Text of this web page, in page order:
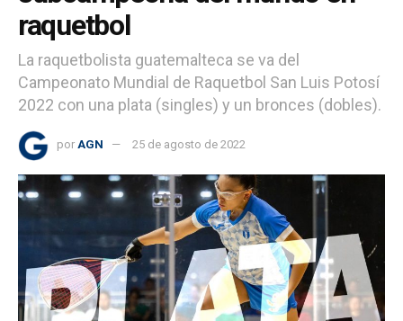
raquetbol
La raquetbolista guatemalteca se va del
Campeonato Mundial de Raquetbol San Luis Potosí
2022 con una plata (singles) y un bronces (dobles).
por AGN 25 de agosto de 2022